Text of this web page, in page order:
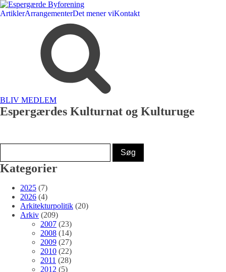
ArtiklerArrangementerDet mener viKontakt
BLIV MEDLEM
Espergærdes Kulturnat og Kulturuge
Kategorier
2025 (7)
2026 (4)
Arkitekturpolitik (20)
Arkiv (209)
2007 (23)
2008 (14)
2009 (27)
2010 (22)
2011 (28)
2012 (5)